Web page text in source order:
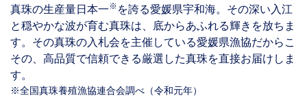
真珠の生産量日本一※ を誇る愛媛県宇和海。その深い入江
と穏やかな波が育む真珠は、底からあふれる輝きを放ちま
す。その真珠の入札会を主催している愛媛県漁協だからこ
その、高品質で信頼できる厳選した真珠を直接お届けしま
す。
※全国真珠養殖漁協連合会調べ（令和元年）